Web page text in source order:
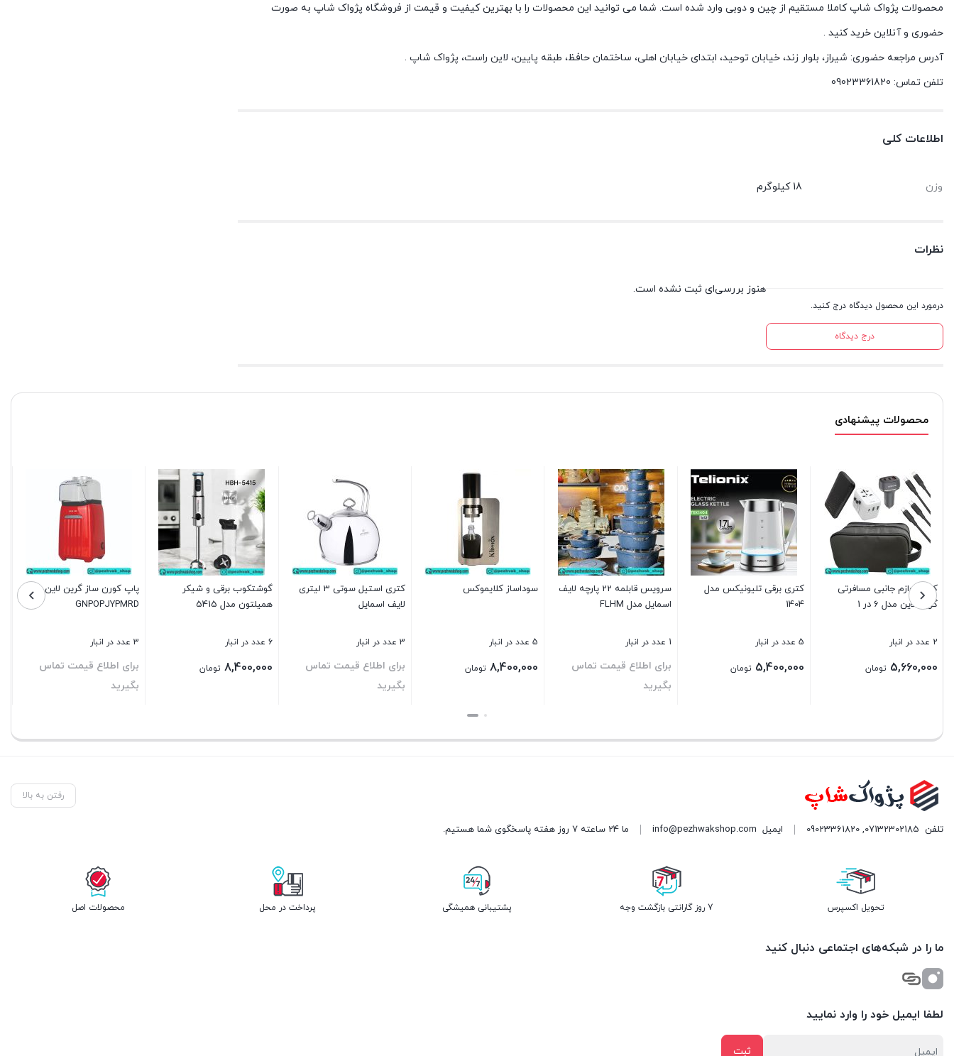
محصولات پژواک شاپ کاملا مستقیم از چین و دوبی وارد شده است. شما می توانید این محصولات را با بهترین کیفیت و قیمت از فروشگاه پژواک شاپ به صورت
حضوری و آنلاین خرید کنید .
آدرس مراجعه حضوری: شیراز، بلوار زند، خیابان توحید، ابتدای خیابان اهلی، ساختمان حافظ، طبقه پایین، لاین راست، پژواک شاپ .
تلفن تماس: 09023361820
اطلاعات کلی
وزن 18 کیلوگرم
نظرات
درمورد این محصول دیدگاه درج کنید.
درج دیدگاه
هنوز بررسی‌ای ثبت نشده است.
محصولات پیشنهادی
کیف لوازم جانبی مسافرتی
گرین لاین مدل 6 در 1
2 عدد در انبار
5,660,000 تومان
کتری برقی تلیونیکس مدل
1404
5 عدد در انبار
5,400,000 تومان
سرویس قابلمه 22 پارچه لایف
اسمایل مدل FLHM
1 عدد در انبار
برای اطلاع قیمت تماس
بگیرید
سوداساز کلایموکس
5 عدد در انبار
8,400,000 تومان
کتری استیل سوتی 3 لیتری
لایف اسمایل
3 عدد در انبار
برای اطلاع قیمت تماس
بگیرید
گوشتکوب برقی و شیکر
همیلتون مدل 5415
6 عدد در انبار
8,400,000 تومان
پاپ کورن ساز گرین لاین مدل
GNPOPJYPMRD
3 عدد در انبار
برای اطلاع قیمت تماس
بگیرید
رفتن به بالا
تلفن 07132302185
,
09023361820 ایمیل info@pezhwakshop.com ما 24 ساعته 7 روز هفته پاسخگوی شما هستیم.
تحویل اکسپرس 7 روز گارانتی بازگشت وجه پشتیبانی همیشگی پرداخت در محل محصولات اصل
ما را در شبکه‌های اجتماعی دنبال کنید
لطفا ایمیل خود را وارد نمایید